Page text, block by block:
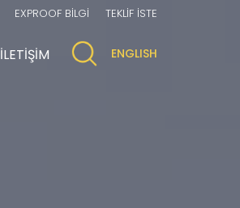
TEKLİF İSTE
EXPROOF BİLGİ
ENGLISH
İLETİŞİM